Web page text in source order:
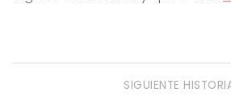
SIGUIENTE